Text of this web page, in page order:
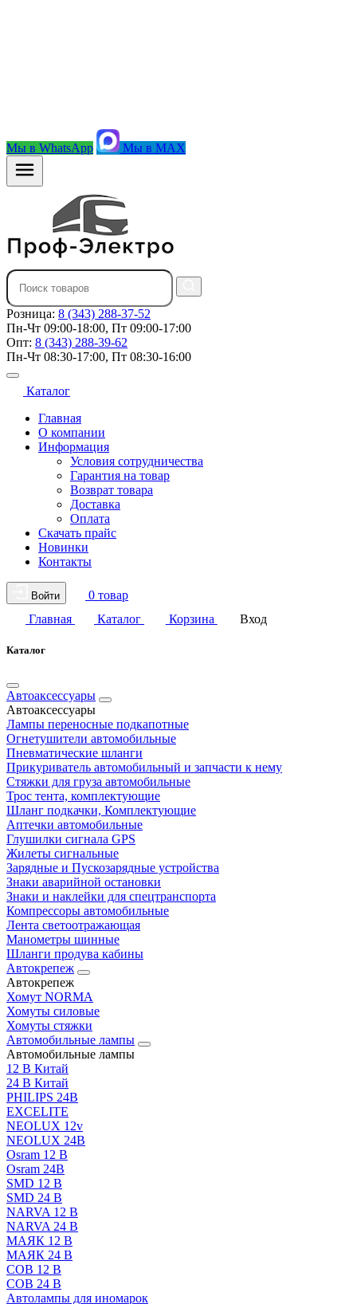
Мы в WhatsApp Мы в MAX
Розница: 8 (343) 288-37-52
Пн-Чт 09:00-18:00, Пт 09:00-17:00
Опт: 8 (343) 288-39-62
Пн-Чт 08:30-17:00, Пт 08:30-16:00
Каталог
Главная
О компании
Информация
Условия сотрудничества
Гарантия на товар
Возврат товара
Доставка
Оплата
Скачать прайс
Новинки
Контакты
Войти
0 товар
Главная
Каталог Корзина Вход
Каталог
Автоаксессуары
Автоаксессуары
Лампы переносные подкапотные
Огнетушители автомобильные
Пневматические шланги
Прикуриватель автомобильный и запчасти к нему
Стяжки для груза автомобильные
Трос тента, комплектующие
Шланг подкачки, Комплектующие
Аптечки автомобильные
Глушилки сигнала GPS
Жилеты сигнальные
Зарядные и Пускозарядные устройства
Знаки аварийной остановки
Знаки и наклейки для спецтранспорта
Компрессоры автомобильные
Лента светоотражающая
Манометры шинные
Шланги продува кабины
Автокрепеж
Автокрепеж
Хомут NORMA
Хомуты силовые
Хомуты стяжки
Автомобильные лампы
Автомобильные лампы
12 В Китай
24 В Китай
PHILIPS 24В
EXCELITE
NEOLUX 12v
NEOLUX 24В
Osram 12 В
Osram 24В
SMD 12 В
SMD 24 В
NARVA 12 В
NARVA 24 В
МАЯК 12 В
МАЯК 24 В
COB 12 В
COB 24 В
Автолампы для иномарок